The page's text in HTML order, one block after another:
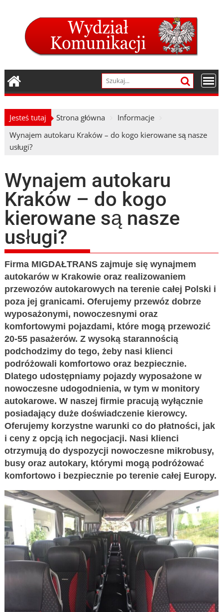
Jesteś tutaj Strona główna
Informacje
Wynajem autokaru Kraków – do kogo kierowane są nasze
usługi?
Wynajem autokaru
Kraków – do kogo
kierowane są nasze
usługi?
Firma MIGDAŁTRANS zajmuje się wynajmem
autokarów w Krakowie oraz realizowaniem
przewozów autokarowych na terenie całej Polski i
poza jej granicami. Oferujemy przewóz dobrze
wyposażonymi, nowoczesnymi oraz
komfortowymi pojazdami, które mogą przewozić
20-55 pasażerów. Z wysoką starannością
podchodzimy do tego, żeby nasi klienci
podróżowali komfortowo oraz bezpiecznie.
Dlatego udostępniamy pojazdy wyposażone w
nowoczesne udogodnienia, w tym w monitory
autokarowe. W naszej firmie pracują wyłącznie
posiadający duże doświadczenie kierowcy.
Oferujemy korzystne warunki co do płatności, jak
i ceny z opcją ich negocjacji. Nasi klienci
otrzymują do dyspozycji nowoczesne mikrobusy,
busy oraz autokary, którymi mogą podróżować
komfortowo i bezpiecznie po terenie całej Europy.